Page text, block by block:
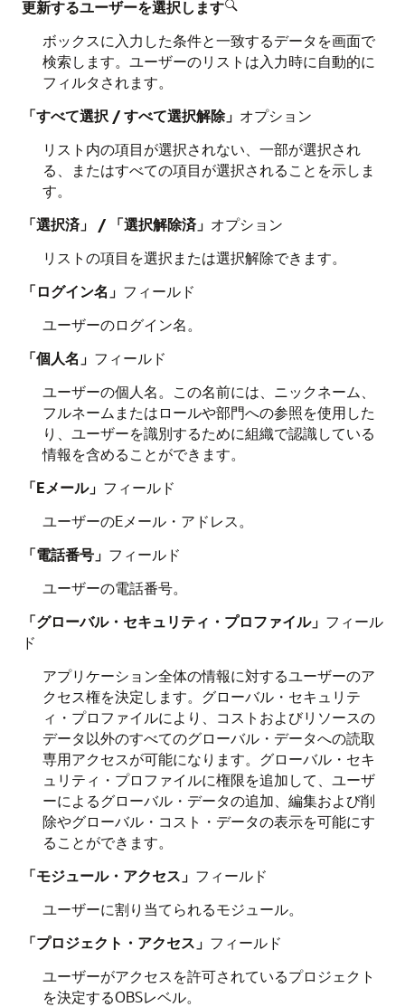
更新するユーザーを選択します
ボックスに入力した条件と一致するデータを画面で
検索します。ユーザーのリストは入力時に自動的に
フィルタされます。
「すべて選択 / すべて選択解除」 オプション
リスト内の項目が選択されない、一部が選択され
る、またはすべての項目が選択されることを示しま
す。
「選択済」 / 「選択解除済」 オプション
リストの項目を選択または選択解除できます。
「ログイン名」 フィールド
ユーザーのログイン名。
「個人名」 フィールド
ユーザーの個人名。この名前には、ニックネーム、
フルネームまたはロールや部門への参照を使用した
り、ユーザーを識別するために組織で認識している
情報を含めることができます。
「Eメール」 フィールド
ユーザーのEメール・アドレス。
「電話番号」 フィールド
ユーザーの電話番号。
「グローバル・セキュリティ・プロファイル」 フィール
ド
アプリケーション全体の情報に対するユーザーのア
クセス権を決定します。グローバル・セキュリテ
ィ・プロファイルにより、コストおよびリソースの
データ以外のすべてのグローバル・データへの読取
専用アクセスが可能になります。グローバル・セキ
ュリティ・プロファイルに権限を追加して、ユーザ
ーによるグローバル・データの追加、編集および削
除やグローバル・コスト・データの表示を可能にす
ることができます。
「モジュール・アクセス」 フィールド
ユーザーに割り当てられるモジュール。
「プロジェクト・アクセス」 フィールド
ユーザーがアクセスを許可されているプロジェクト
を決定するOBSレベル。